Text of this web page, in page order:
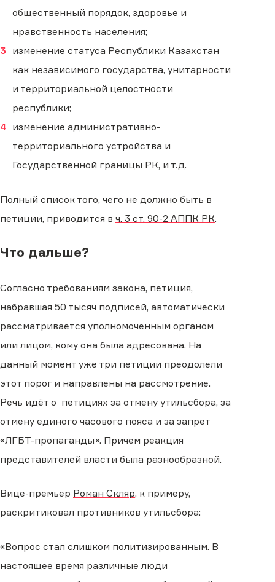
общественный порядок, здоровье и
нравственность населения;
изменение статуса Респуб­лики Казахстан
как независимого государства, унитарности
и территориальной целостности
республики;
изменение административно-
территориального устройства и
Государственной границы РК, и т.д.
Полный список того, чего не должно быть в
петиции, приводится в ч. 3 ст. 90-2 АППК РК.
Что дальше?
Согласно требованиям закона, петиция,
набравшая 50 тысяч подписей, автоматически
рассматривается уполномоченным органом
или лицом, кому она была адресована. На
данный момент уже три петиции преодолели
этот порог и направлены на рассмотрение.
Речь идёт о петициях за отмену утильсбора, за
отмену единого часового пояса и за запрет
«ЛГБТ-пропаганды». Причем реакция
представителей власти была разнообразной.
Вице-премьер Роман Скляр, к примеру,
раскритиковал противников утильсбора:
«Вопрос стал слишком политизированным. В
настоящее время различные люди